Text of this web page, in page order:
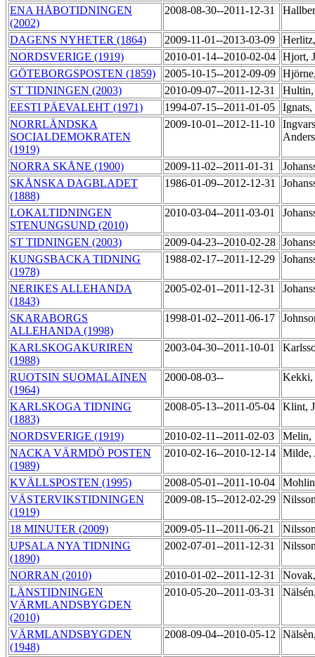
ENA HÅBOTIDNINGEN
(2002)
2008-08-30--2011-12-31
DAGENS NYHETER (1864) 2009-11-01--2013-03-09
NORDSVERIGE (1919)
2010-01-14--2010-02-04 Hjort,
GÖTEBORGSPOSTEN (1859)
2005-10-15--2012-09-09
ST TIDNINGEN (2003)
2010-09-07--2011-12-31
EESTI PÄEVALEHT (1971)
1994-07-15--2011-01-05
NORRLÄNDSKA
SOCIALDEMOKRATEN
(1919)
2009-10-01--2012-11-10
NORRA SKÅNE (1900) 2009-11-02--2011-01-31
SKÅNSKA DAGBLADET
(1888)
1986-01-09--2012-12-31
LOKALTIDNINGEN
STENUNGSUND (2010)
2010-03-04--2011-03-01
ST TIDNINGEN (2003) 2009-04-23--2010-02-28
KUNGSBACKA TIDNING
(1978)
1988-02-17--2011-12-29
NERIKES ALLEHANDA
(1843)
2005-02-01--2011-12-31
SKARABORGS
ALLEHANDA (1998)
1998-01-02--2011-06-17
KARLSKOGAKURIREN
(1988)
2003-04-30--2011-10-01
RUOTSIN SUOMALAINEN
(1964)
2000-08-03-- Kekki,
KARLSKOGA TIDNING
(1883)
2008-05-13--2011-05-04 Klint,
NORDSVERIGE (1919) 2010-02-11--2011-02-03
Melin,
NACKA VÄRMDÖ POSTEN
(1989)
2010-02-16--2010-12-14 Milde,
KVÄLLSPOSTEN (1995) 2008-05-01--2011-10-04
VÄSTERVIKSTIDNINGEN
(1919)
2009-08-15--2012-02-29
18 MINUTER (2009) 2009-05-11--2011-06-21
UPSALA NYA TIDNING
(1890)
2002-07-01--2011-12-31
NORRAN (2010) 2010-01-02--2011-12-31
LÄNSTIDNINGEN
VÄRMLANDSBYGDEN
(2010)
2010-05-20--2011-03-31
VÄRMLANDSBYGDEN
(1948)
2008-09-04--2010-05-12